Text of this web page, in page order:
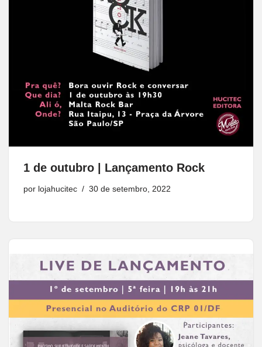
1 de outubro | Lançamento Rock
por lojahucitec 30 de setembro, 2022